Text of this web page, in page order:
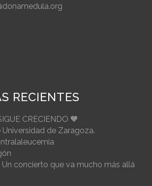
RECIENTES
CRECIENDO 🧡
de Zaragoza.
Un concierto que va mucho más allá